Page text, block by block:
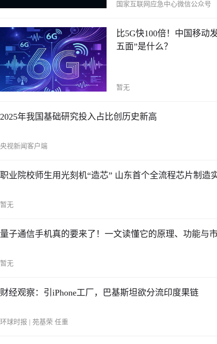
国家互联网应急中心微信公众号
比5G快100倍！中国移动
五面”是什么？
暂无
2025年我国基础研究投入占比创历史新高
央视新闻客户端
职业院校师生用光刻机“造芯” 山东首个全流程芯片制造
暂无
量子通信手机真的要来了！一文读懂它的原理、功能与
暂无
财经观察：引iPhone工厂，巴基斯坦欲分流印度果链
环球时报 | 苑基荣 任重